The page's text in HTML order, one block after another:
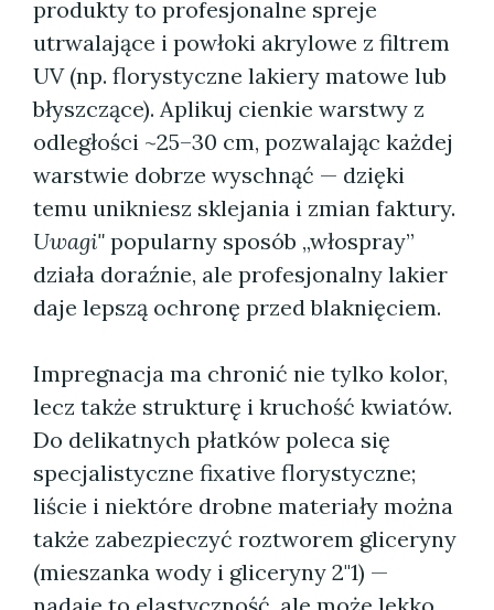
produkty to profesjonalne spreje
utrwalające i powłoki akrylowe z filtrem
UV (np. florystyczne lakiery matowe lub
błyszczące). Aplikuj cienkie warstwy z
odległości ~25–30 cm, pozwalając każdej
warstwie dobrze wyschnąć — dzięki
temu unikniesz sklejania i zmian faktury.
Uwagi" popularny sposób „włospray”
działa doraźnie, ale profesjonalny lakier
daje lepszą ochronę przed blaknięciem.
Impregnacja ma chronić nie tylko kolor,
lecz także strukturę i kruchość kwiatów.
Do delikatnych płatków poleca się
specjalistyczne fixative florystyczne;
liście i niektóre drobne materiały można
także zabezpieczyć roztworem gliceryny
(mieszanka wody i gliceryny 2"1) —